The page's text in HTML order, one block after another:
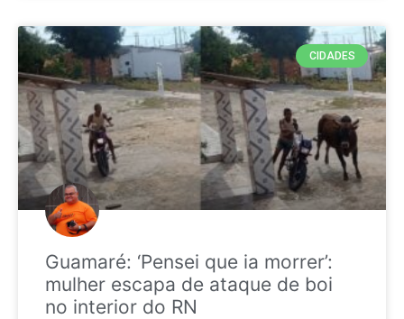
CIDADES
Guamaré: ‘Pensei que ia morrer’:
mulher escapa de ataque de boi
no interior do RN